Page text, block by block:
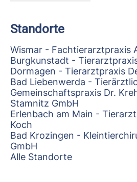
Standorte
Wismar - Fachtierarztpraxis
Burgkunstadt -
Dormagen - Tierarztpraxis
Bad Liebenwerda -
Gemeinschaftspraxis Dr.
Stamnitz GmbH
Erlenbach am Main -
Koch
Bad Krozingen -
GmbH
Alle Standorte